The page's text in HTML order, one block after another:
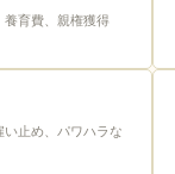
養育費、親権獲得
止め、パワハラな